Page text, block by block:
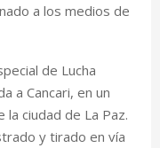
a los medios de
de Lucha
a Cancari, en un
la ciudad de La Paz.
y tirado en vía